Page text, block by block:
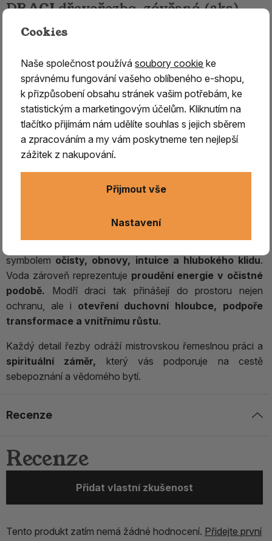
DRACI dřevořezba, závěsná (2ks)
Dva modří draci - strážci dharmy
Tatozávěsná dřevořezbazpodobňuje dva modré draky,
kteří jakopradávní strážci bdí nad prouděním jemných
energií v prostoru.Umístěna nad vchodem, výklenkem
či v meditačním koutkuvytváří ochranné energetické
pole, kterénapomáhá udržovat čistotu mysli i
prostoru.
V buddhistické tradici jsou draci vnímáni jako
posvátného učení (dharmy),bytosti hluboké moudrosti
a síly, které ochraňují chrámy a relikvie před znesvěcením.
symbolem očisty, obnovy, intuice a hlubokého klidu.
Voda zároveň reprezentuje proudění energie v očistné
podobě. Modří draci tak přinášejí do prostoru nejen
ochranu, ale i otevření duchovní hloubce, podpoře
transformace a vnitřnímu růstu.
Každý detail řezby odráží mistrovskou řemeslnou práci a
spirituální záměr, který vás podporuje na cestě
sebepoznání a vědomého bytí.
Recenze
Recenze
Přidat vlastní zkušenost
Tento produkt zatím nemá žádné hodnocení. Přidejte první
Cookies
Naše společnost používásoubory cookie ke
správnému fungování vašeho oblíbeného e-shopu,
k přizpůsobení obsahu stránek vašim potřebám, ke
statistickým a marketingovým účelům. Kliknutím na
tlačítko přijímám nám udělíte souhlas s jejich sběrem
a zpracováním a my vám poskytneme ten nejlepší
zážitek z nakupování.
Nastavení
Přijmout vše